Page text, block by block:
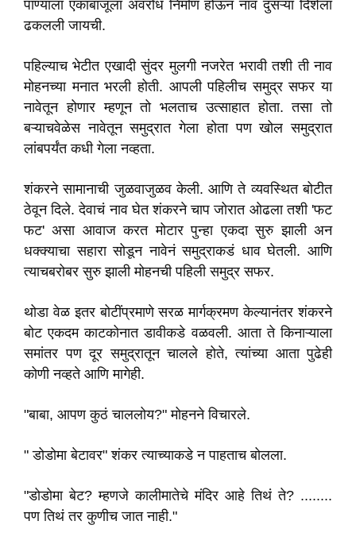
पाण्याला एकाबाजूला अवरोध निर्माण होऊन नाव दुसऱ्या दिशेला
ढकलली जायची.
पहिल्याच भेटीत एखादी सुंदर मुलगी नजरेत भरावी तशी ती नाव
मोहनच्या मनात भरली होती. आपली पहिलीच समुद्र सफर या
नावेतून होणार म्हणून तो भलताच उत्साहात होता. तसा तो
बऱ्याचवेळेस नावेतून समुद्रात गेला होता पण खोल समुद्रात
लांबपर्यंत कधी गेला नव्हता.
शंकरने सामानाची जुळवाजुळव केली. आणि ते व्यवस्थित बोटीत
ठेवून दिले. देवाचं नाव घेत शंकरने चाप जोरात ओढला तशी 'फट
फट' असा आवाज करत मोटार पुन्हा एकदा सुरु झाली अन
धक्क्याचा सहारा सोडून नावेनं समुद्राकडं धाव घेतली. आणि
त्याचबरोबर सुरु झाली मोहनची पहिली समुद्र सफर.
थोडा वेळ इतर बोटींप्रमाणे सरळ मार्गक्रमण केल्यानंतर शंकरने
बोट एकदम काटकोनात डावीकडे वळवली. आता ते किनाऱ्याला
समांतर पण दूर समुद्रातून चालले होते, त्यांच्या आता पुढेही
कोणी नव्हते आणि मागेही.
"बाबा, आपण कुठं चाललोय?" मोहनने विचारले.
" डोडोमा बेटावर" शंकर त्याच्याकडे न पाहताच बोलला.
"डोडोमा बेट? म्हणजे कालीमातेचे मंदिर आहे तिथं ते? ........
पण तिथं तर कुणीच जात नाही."